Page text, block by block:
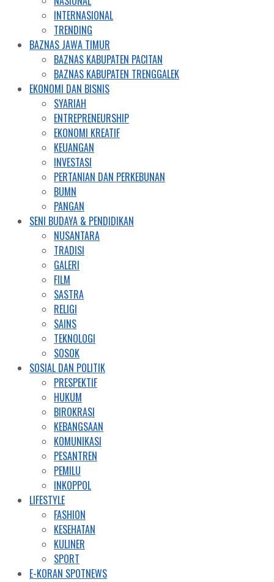
INTERNASIONAL
TRENDING
BAZNAS JAWA TIMUR
BAZNAS KABUPATEN PACITAN
BAZNAS KABUPATEN TRENGGALEK
EKONOMI DAN BISNIS
SYARIAH
ENTREPRENEURSHIP
EKONOMI KREATIF
KEUANGAN
INVESTASI
PERTANIAN DAN PERKEBUNAN
BUMN
PANGAN
SENI BUDAYA & PENDIDIKAN
NUSANTARA
TRADISI
GALERI
FILM
SASTRA
RELIGI
SAINS
TEKNOLOGI
SOSOK
SOSIAL DAN POLITIK
PRESPEKTIF
HUKUM
BIROKRASI
KEBANGSAAN
KOMUNIKASI
PESANTREN
PEMILU
INKOPPOL
LIFESTYLE
FASHION
KESEHATAN
KULINER
SPORT
E-KORAN SPOTNEWS